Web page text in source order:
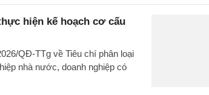
hiện kế hoạch cơ cấu
QĐ-TTg về Tiêu chí phân loại
nhà nước, doanh nghiệp có